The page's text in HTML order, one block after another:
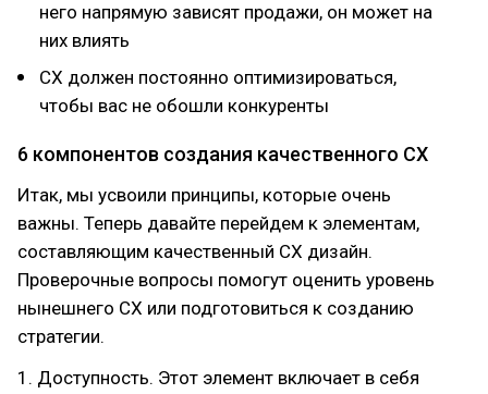
него напрямую зависят продажи, он может на
них влиять
CX должен постоянно оптимизироваться,
чтобы вас не обошли конкуренты
6 компонентов создания качественного CX
Итак, мы усвоили принципы, которые очень
важны. Теперь давайте перейдем к элементам,
составляющим качественный CX дизайн.
Проверочные вопросы помогут оценить уровень
нынешнего CX или подготовиться к созданию
стратегии.
1. Доступность. Этот элемент включает в себя